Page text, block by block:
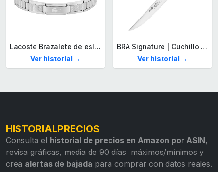
Lacoste Brazalete de eslabón para Hombre Colección STENCIL de Acero inoxidable
Ver historial →
BRA Signature | Cuchillo tomatero 120 mm, Acero Inoxidable alemán forjado con Molibdeno Vanadio, Mango Remachado ABS, Diseño Ergonómico, Hoja 1,6 mm espesor
Ver historial →
HISTORIALPRECIOS
Consulta el historial de precios en Amazon por ASIN,
revisa gráficas, media de 90 días, máximos/mínimos y
crea alertas de bajada para comprar con datos reales.